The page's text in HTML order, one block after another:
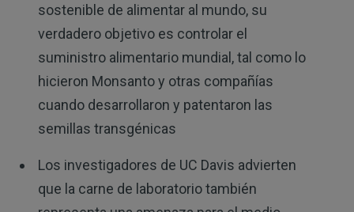
sostenible de alimentar al mundo, su
verdadero objetivo es controlar el
suministro alimentario mundial, tal como lo
hicieron Monsanto y otras compañías
cuando desarrollaron y patentaron las
semillas transgénicas
Los investigadores de UC Davis advierten
que la carne de laboratorio también